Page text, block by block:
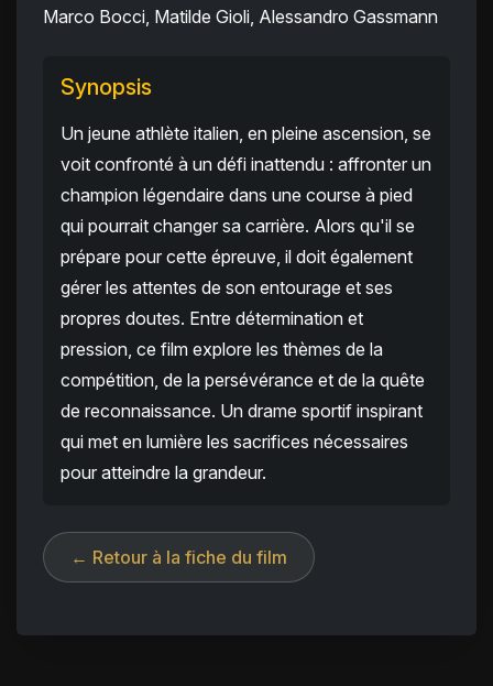
Marco Bocci, Matilde Gioli, Alessandro Gassmann
Synopsis
Un jeune athlète italien, en pleine ascension, se
voit confronté à un défi inattendu : affronter un
champion légendaire dans une course à pied
qui pourrait changer sa carrière. Alors qu'il se
prépare pour cette épreuve, il doit également
gérer les attentes de son entourage et ses
propres doutes. Entre détermination et
pression, ce film explore les thèmes de la
compétition, de la persévérance et de la quête
de reconnaissance. Un drame sportif inspirant
qui met en lumière les sacrifices nécessaires
pour atteindre la grandeur.
← Retour à la fiche du film